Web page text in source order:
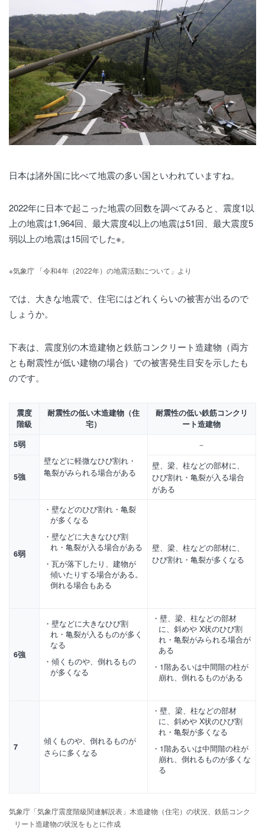
日本は諸外国に比べて地震の多い国といわれていますね。
2022年に日本で起こった地震の回数を調べてみると、震度1以
上の地震は1,964回、最大震度4以上の地震は51回、最大震度5
弱以上の地震は15回でした※。
※気象庁 「令和4年（2022年）の地震活動について」より
では、大きな地震で、住宅にはどれくらいの被害が出るので
しょうか。
下表は、震度別の木造建物と鉄筋コンクリート造建物（両方
とも耐震性が低い建物の場合）での被害発生目安を示したも
のです。
震度
階級
耐震性の低い木造建物（住
宅）
耐震性の低い鉄筋コンクリ
ート造建物
5弱
壁などに軽微なひび割れ・
亀裂がみられる場合がある
－
5強
壁、梁、柱などの部材に、
ひび割れ・亀裂が入る場合
がある
6弱
壁などのひび割れ・亀裂
が多くなる
壁などに大きなひび割
れ・亀裂が入る場合がある
瓦が落下したり、建物が
傾いたりする場合がある。
倒れる場合もある
壁、梁、柱などの部材に、
ひび割れ・亀裂が多くなる
6強
壁などに大きなひび割
れ・亀裂が入るものが多く
なる
傾くものや、倒れるもの
が多くなる
壁、梁、柱などの部材
に、斜めや X状のひび割
れ・亀裂がみられる場合が
ある
1階あるいは中間階の柱が
崩れ、倒れるものがある
7
傾くものや、倒れるものが
さらに多くなる
壁、梁、柱などの部材
に、斜めや X状のひび割
れ・亀裂が多くなる
1階あるいは中間階の柱が
崩れ、倒れるものが多くな
る
気象庁「気象庁震度階級関連解説表」木造建物（住宅）の状況、鉄筋コンク
リート造建物の状況をもとに作成